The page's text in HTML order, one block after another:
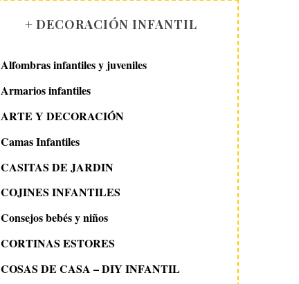
+ DECORACIÓN INFANTIL
Alfombras infantiles y juveniles
Armarios infantiles
ARTE Y DECORACIÓN
Camas Infantiles
CASITAS DE JARDIN
COJINES INFANTILES
Consejos bebés y niños
CORTINAS ESTORES
COSAS DE CASA – DIY INFANTIL